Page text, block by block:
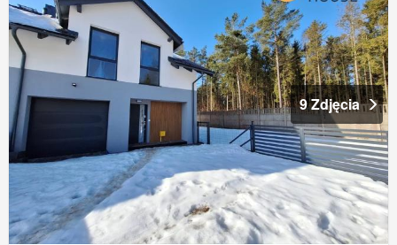
9 Zdjęcia